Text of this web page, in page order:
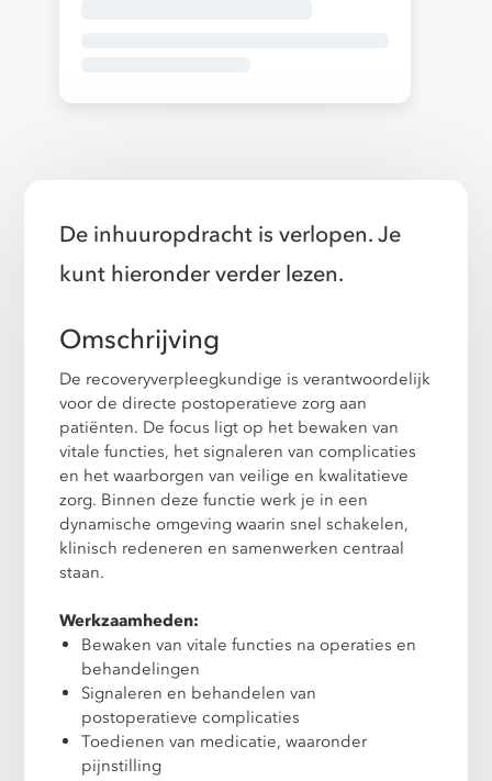
De inhuuropdracht is verlopen. Je
kunt hieronder verder lezen.
Omschrijving
De recoveryverpleegkundige is verantwoordelijk
voor de directe postoperatieve zorg aan
patiënten. De focus ligt op het bewaken van
vitale functies, het signaleren van complicaties
en het waarborgen van veilige en kwalitatieve
zorg. Binnen deze functie werk je in een
dynamische omgeving waarin snel schakelen,
klinisch redeneren en samenwerken centraal
staan.
Werkzaamheden:
Bewaken van vitale functies na operaties en
behandelingen
Signaleren en behandelen van
postoperatieve complicaties
Toedienen van medicatie, waaronder
pijnstilling